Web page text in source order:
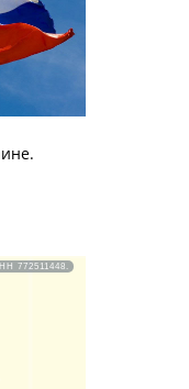
772511448.